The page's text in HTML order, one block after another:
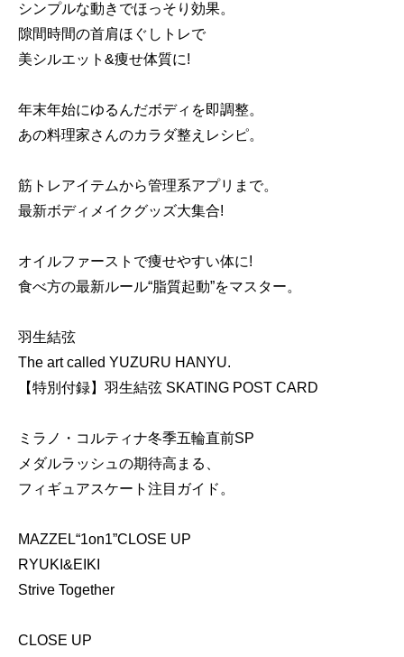
シンプルな動きでほっそり効果。
隙間時間の首肩ほぐしトレで
美シルエット&痩せ体質に!
年末年始にゆるんだボディを即調整。
あの料理家さんのカラダ整えレシピ。
筋トレアイテムから管理系アプリまで。
最新ボディメイクグッズ大集合!
オイルファーストで痩せやすい体に!
食べ方の最新ルール“脂質起動”をマスター。
羽生結弦
The art called YUZURU HANYU.
【特別付録】羽生結弦 SKATING POST CARD
ミラノ・コルティナ冬季五輪直前SP
メダルラッシュの期待高まる、
フィギュアスケート注目ガイド。
MAZZEL“1on1”CLOSE UP
RYUKI&EIKI
Strive Together
CLOSE UP